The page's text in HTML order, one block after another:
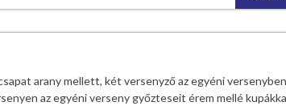
arany mellett, két versenyző az egyéni
az egyéni verseny győzteseit érem mellé